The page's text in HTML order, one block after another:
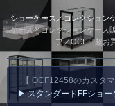
ショーケース／コレクション
ケースとコレクションケース
プ／OCF｜超お
【 OCF12458のカスタマ
▶ スタンダードFFショー